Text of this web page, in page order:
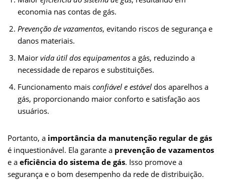
economia nas contas de gás.
Prevenção de vazamentos, evitando riscos de segurança e
danos materiais.
Maior vida útil dos equipamentos a gás, reduzindo a
necessidade de reparos e substituições.
Funcionamento mais confiável e estável dos aparelhos a
gás, proporcionando maior conforto e satisfação aos
usuários.
Portanto, a importância da manutenção regular de gás
é inquestionável. Ela garante a prevenção de vazamentos
e a eficiência do sistema de gás. Isso promove a
segurança e o bom desempenho da rede de distribuição.